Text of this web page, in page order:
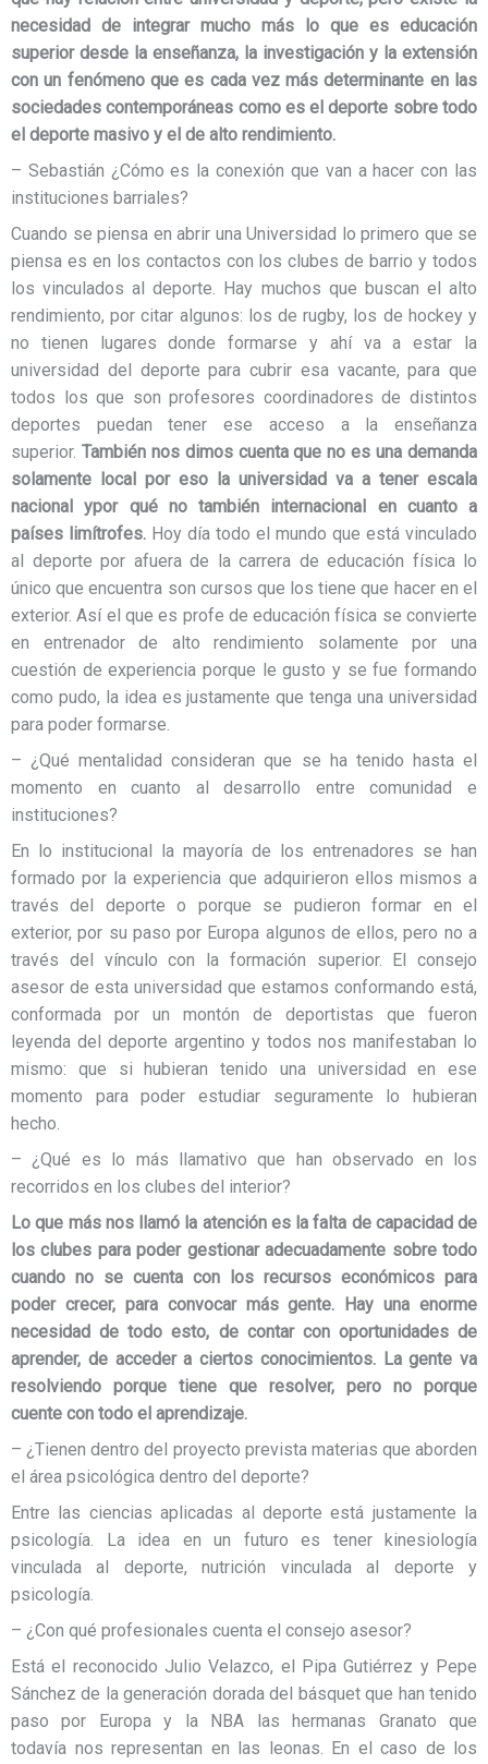
necesidad de integrar mucho más lo que es educación
superior desde la enseñanza, la investigación y la extensión
con un fenómeno que es cada vez más determinante en las
sociedades contemporáneas como es el deporte sobre todo
el deporte masivo y el de alto rendimiento.
– Sebastián ¿Cómo es la conexión que van a hacer con las
instituciones barriales?
Cuando se piensa en abrir una Universidad lo primero que se
piensa es en los contactos con los clubes de barrio y todos
los vinculados al deporte. Hay muchos que buscan el alto
rendimiento, por citar algunos: los de rugby, los de hockey y
no tienen lugares donde formarse y ahí va a estar la
universidad del deporte para cubrir esa vacante, para que
todos los que son profesores coordinadores de distintos
deportes puedan tener ese acceso a la enseñanza
superior. También nos dimos cuenta que no es una demanda
solamente local por eso la universidad va a tener escala
nacional ypor qué no también internacional en cuanto a
países limítrofes. Hoy día todo el mundo que está vinculado
al deporte por afuera de la carrera de educación física lo
único que encuentra son cursos que los tiene que hacer en el
exterior. Así el que es profe de educación física se convierte
en entrenador de alto rendimiento solamente por una
cuestión de experiencia porque le gusto y se fue formando
como pudo, la idea es justamente que tenga una universidad
para poder formarse.
– ¿Qué mentalidad consideran que se ha tenido hasta el
momento en cuanto al desarrollo entre comunidad e
instituciones?
En lo institucional la mayoría de los entrenadores se han
formado por la experiencia que adquirieron ellos mismos a
través del deporte o porque se pudieron formar en el
exterior, por su paso por Europa algunos de ellos, pero no a
través del vínculo con la formación superior. El consejo
asesor de esta universidad que estamos conformando está,
conformada por un montón de deportistas que fueron
leyenda del deporte argentino y todos nos manifestaban lo
mismo: que si hubieran tenido una universidad en ese
momento para poder estudiar seguramente lo hubieran
hecho.
– ¿Qué es lo más llamativo que han observado en los
recorridos en los clubes del interior?
Lo que más nos llamó la atención es la falta de capacidad de
los clubes para poder gestionar adecuadamente sobre todo
cuando no se cuenta con los recursos económicos para
poder crecer, para convocar más gente. Hay una enorme
necesidad de todo esto, de contar con oportunidades de
aprender, de acceder a ciertos conocimientos. La gente va
resolviendo porque tiene que resolver, pero no porque
cuente con todo el aprendizaje.
– ¿Tienen dentro del proyecto prevista materias que aborden
el área psicológica dentro del deporte?
Entre las ciencias aplicadas al deporte está justamente la
psicología. La idea en un futuro es tener kinesiología
vinculada al deporte, nutrición vinculada al deporte y
psicología.
– ¿Con qué profesionales cuenta el consejo asesor?
Está el reconocido Julio Velazco, el Pipa Gutiérrez y Pepe
Sánchez de la generación dorada del básquet que han tenido
paso por Europa y la NBA las hermanas Granato que
todavía nos representan en las leonas. En el caso de los